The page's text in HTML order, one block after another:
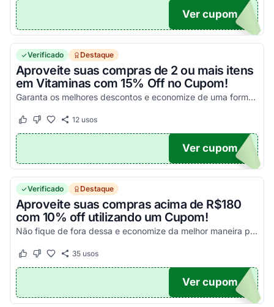
OMO
Ver cupom
Verificado Destaque
Aproveite suas compras de 2 ou mais itens
em Vitaminas com 15% Off no Cupom!
Garanta os melhores descontos e economize de uma forma simples aplicando o voucher!
Este cupom funcionou
Este cupom não funcionou
12usos
ITA
Ver cupom
Verificado Destaque
Aproveite suas compras acima de R$180
com 10% off utilizando um Cupom!
Não fique de fora dessa e economize da melhor maneira possível! &nbsp;
Este cupom funcionou
Este cupom não funcionou
35usos
UPOM
Ver cupom